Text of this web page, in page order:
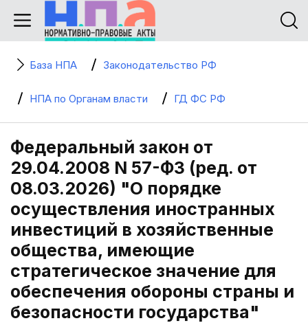
База НПА Законодательство РФ
НПА по Органам власти ГД ФС РФ
Федеральный закон от
29.04.2008 N 57-ФЗ (ред. от
08.03.2026) "О порядке
осуществления иностранных
инвестиций в хозяйственные
общества, имеющие
стратегическое значение для
обеспечения обороны страны и
безопасности государства"